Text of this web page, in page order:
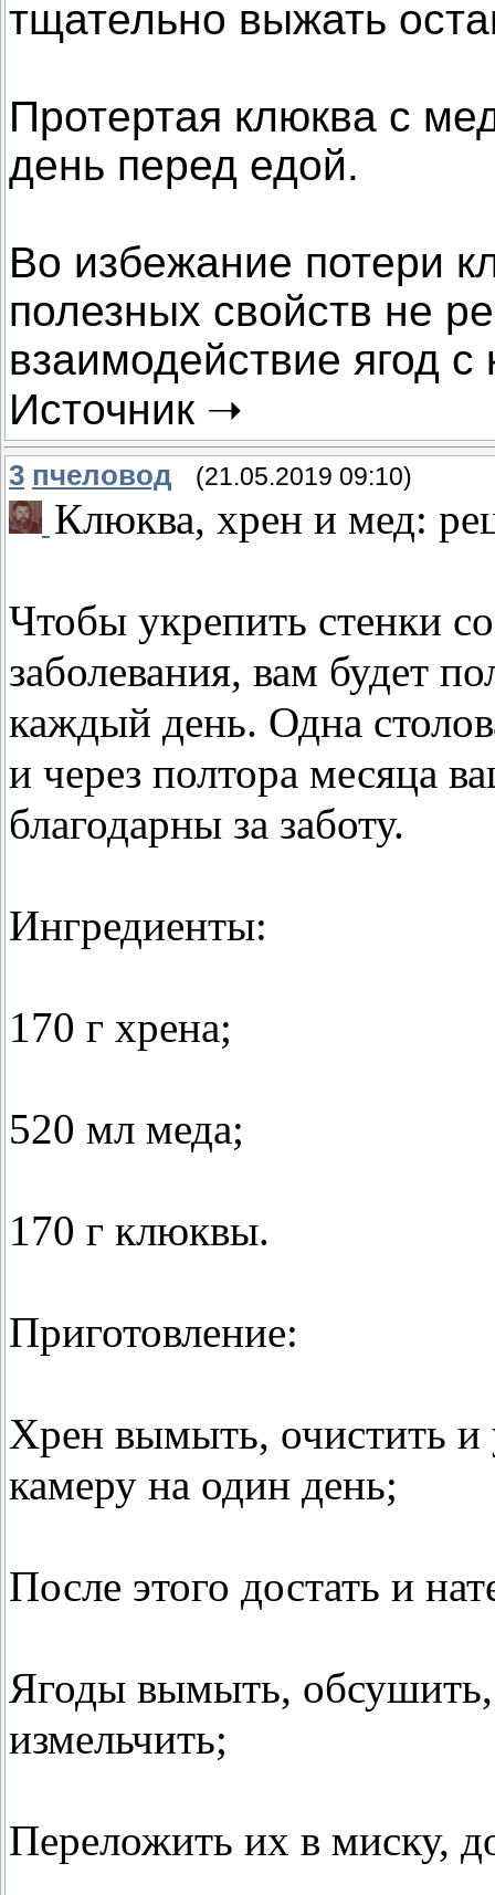
тщательно выжать
Протертая клюква с
день перед едой.
Во избежание потери
полезных свойств не
взаимодействие ягод
Источник ➝
3 пчеловод (21.05.2019 09:10)
Клюква, хрен и мед:
Чтобы укрепить стенки
заболевания, вам будет
каждый день. Одна
и через полтора месяца
благодарны за заботу.
Ингредиенты:
170 г хрена;
520 мл меда;
170 г клюквы.
Приготовление:
Хрен вымыть, очистить и
камеру на один день;
После этого достать и
Ягоды вымыть, обсушить,
измельчить;
Переложить их в миску,